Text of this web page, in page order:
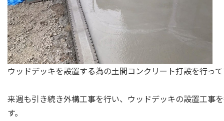
ウッドデッキを設置する為の土間コンクリート打設を行っ
来週も引き続き外構工事を行い、ウッドデッキの設置工事
す。